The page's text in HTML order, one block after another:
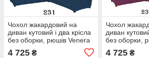
Чохол жакардовий на
диван кутовий і два крісла
без оборки, рюшів Venera
4 725 ₴
Чохол
диван
без оборки,
фуксія
4 725₴